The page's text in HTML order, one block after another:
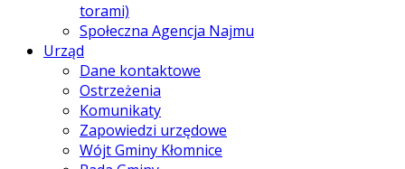
torami)
Społeczna Agencja Najmu
Urząd
Dane kontaktowe
Ostrzeżenia
Komunikaty
Zapowiedzi urzędowe
Wójt Gminy Kłomnice